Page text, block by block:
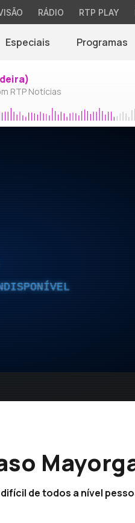
RÁDIO RTP PLAY
Especiais Programas
RTP Notícias
de todos a nível